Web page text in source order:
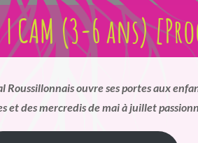
CAM (3-6 ans)
ouvre ses portes aux
et des mercredis de mai à juillet